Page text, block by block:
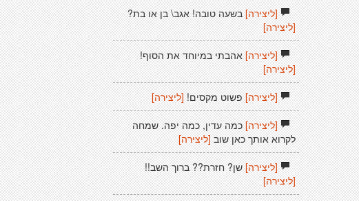
[ליצירה]בשעה טובה! אגב\ בן או בת?
[ליצירה]
[ליצירה]אהבתי במיוחד את הסוף!
[ליצירה]
[ליצירה]פשוט מקסים![ליצירה]
[ליצירה]כמה עדין, כמה יפה. שמחה
לקרוא אותך כאן שוב [ליצירה]
[ליצירה]שן? חזרת?? ברוך השב!!
[ליצירה]